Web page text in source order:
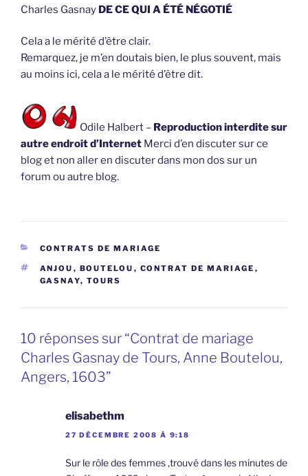
Charles Gasnay DE CE QUI A ÉTÉ NÉGOTIÉ
Cela a le mérité d’être clair.
Remarquez, je m’en doutais bien, le plus souvent, mais
au moins ici, cela a le mérité d’être dit.
Odile Halbert – Reproduction interdite sur
autre endroit d’Internet Merci d’en discuter sur ce
blog et non aller en discuter dans mon dos sur un
forum ou autre blog.
CATÉGORIES
CONTRATS DE MARIAGE
ÉTIQUETTES
ANJOU , BOUTELOU , CONTRAT DE MARIAGE ,
GASNAY, TOURS
10 réponses sur “Contrat de mariage
Charles Gasnay de Tours, Anne Boutelou,
Angers, 1603”
elisabethm
27 DÉCEMBRE 2008 À 9:18
Sur le rôle des femmes ,trouvé dans les minutes de